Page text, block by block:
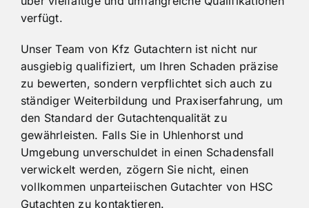
verfügt.
Unser Team von Kfz Gutachtern ist nicht nur
ausgiebig qualifiziert, um Ihren Schaden präzise
zu bewerten, sondern verpflichtet sich auch zu
ständiger Weiterbildung und Praxiserfahrung, um
den Standard der Gutachtenqualität zu
gewährleisten. Falls Sie in Uhlenhorst und
Umgebung unverschuldet in einen Schadensfall
verwickelt werden, zögern Sie nicht, einen
vollkommen unparteiischen Gutachter von HSC
Gutachten zu kontaktieren.